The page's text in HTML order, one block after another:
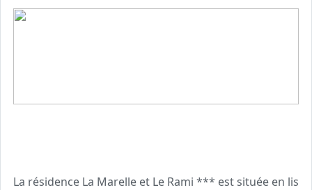
La résidence La Marelle et Le Rami *** est située en